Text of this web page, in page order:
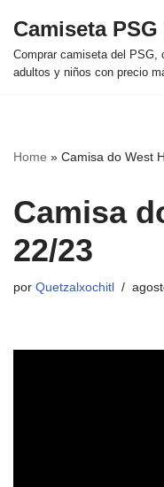
Saltar
al
Camiseta PSG
Comprar camiseta del PSG,
adultos y niños con precio
Home » Camisa do West
Camisa
22/23
por Quetzalxochitl